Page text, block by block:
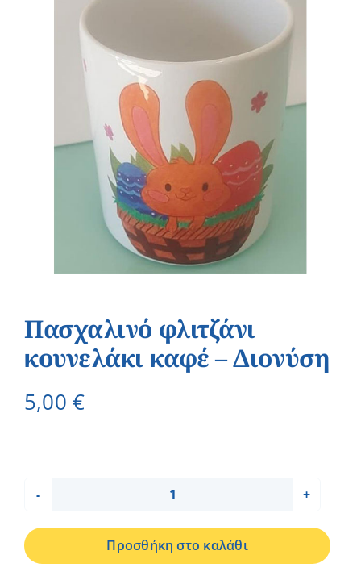
Πασχαλινό φλιτζάνι
κουνελάκι καφέ – Διονύση
5,00€
φλιτζάνι
κουνελάκι
Προσθήκη στο καλάθι